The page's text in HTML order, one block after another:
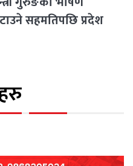
सहमतिपछि प्रदेश